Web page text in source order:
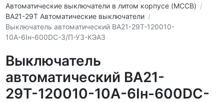
Автоматические выключатели в литом корпусе (MCCB)
ВА21-29Т Автоматические выключатели
Выключатель автоматический ВА21-29Т-120010-
10А-6Iн-600DC-З/П-У3-КЭАЗ
Выключатель
автоматический ВА21-
29Т-120010-10А-6Iн-600DC-